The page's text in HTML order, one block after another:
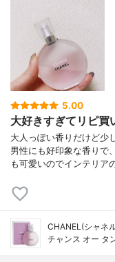
5.00
大好きすぎてリピ買
大人っぽい香りだけど少
男性にも好印象な香りで
も可愛いのでインテリア
CHANEL(シャネ
チャンス オー タ